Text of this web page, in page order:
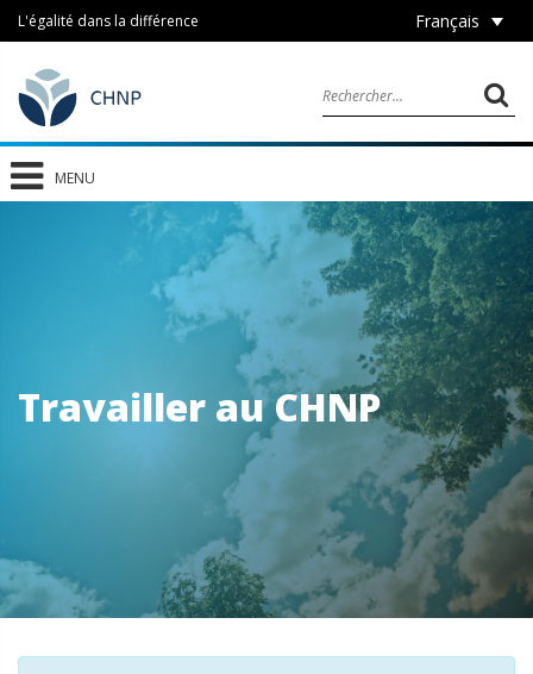
L'égalité dans la différence Français
MENU
Travailler au CHNP